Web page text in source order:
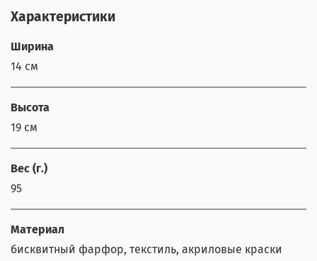
Характеристики
Ширина
14 см
Высота
19 см
Вес (г.)
95
Материал
бисквитный фарфор, текстиль, акриловые краски